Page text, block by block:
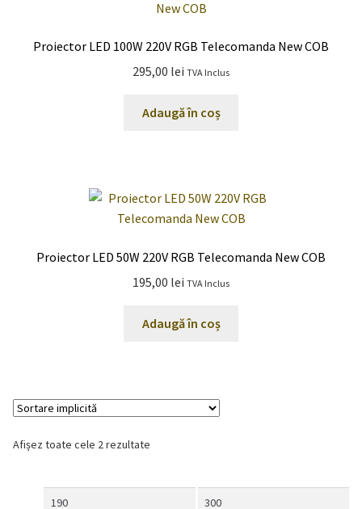
Proiector LED 100W 220V RGB Telecomanda New COB
295,00 lei TVA Inclus
Adaugă în coș
Proiector LED 50W 220V RGB Telecomanda New COB
195,00 lei TVA Inclus
Adaugă în coș
Afișez toate cele 2 rezultate
Preț
Preț